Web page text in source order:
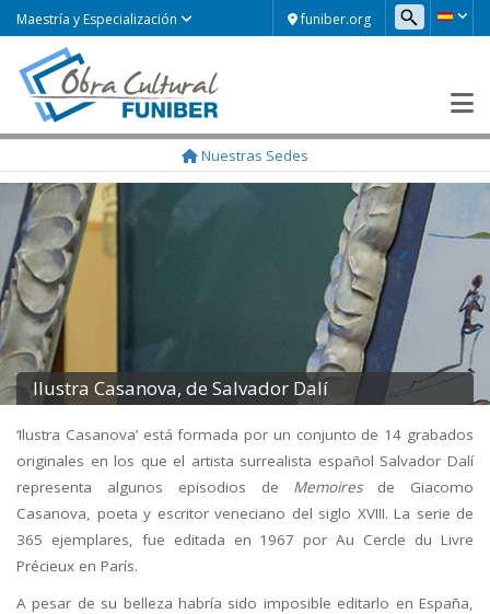
funiber.org
Maestría y Especialización
Nuestras Sedes
Ilustra Casanova, de Salvador Dalí
‘Ilustra Casanova’ está formada por un conjunto de 14 grabados
originales en los que el artista surrealista español Salvador Dalí
representa algunos episodios de Memoiresde Giacomo
Casanova, poeta y escritor veneciano del siglo XVIII. La serie de
365 ejemplares, fue editada en 1967 por Au Cercle du Livre
Précieux en París.
A pesar de su belleza habría sido imposible editarlo en España,